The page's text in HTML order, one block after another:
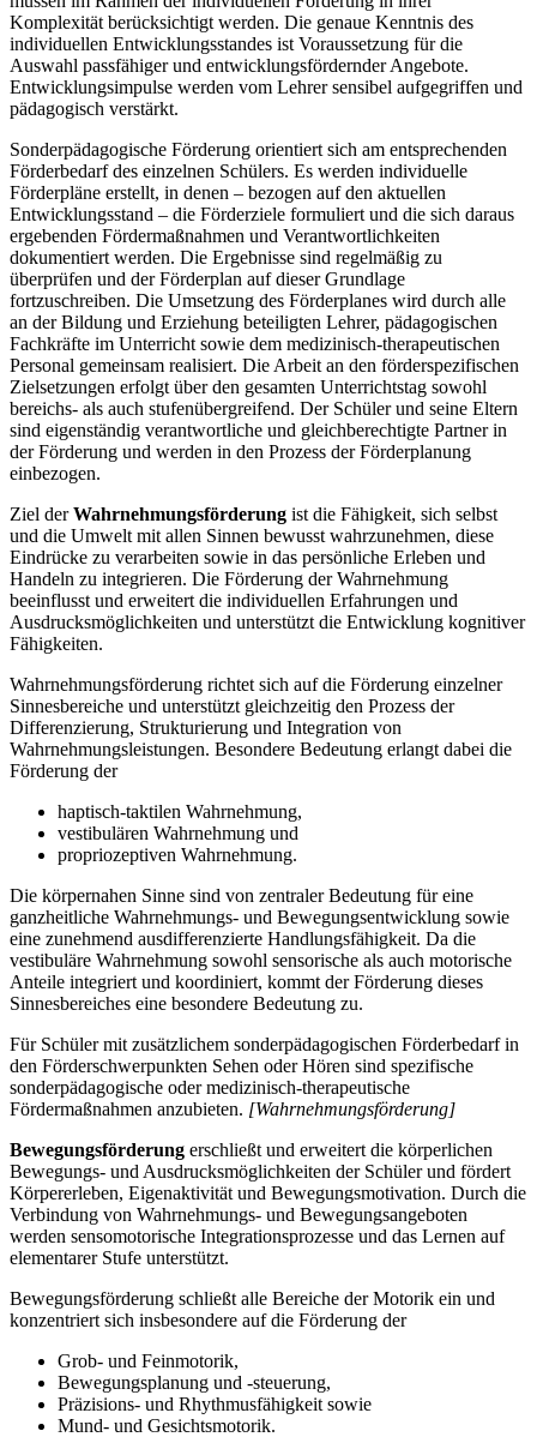
Komplexität berücksichtigt werden. Die genaue Kenntnis des
individuellen Entwicklungsstandes ist Voraussetzung für die
Auswahl passfähiger und entwicklungsfördernder Angebote.
Entwicklungsimpulse werden vom Lehrer sensibel aufgegriffen und
pädagogisch verstärkt.
Sonderpädagogische Förderung orientiert sich am entsprechenden
Förderbedarf des einzelnen Schülers. Es werden individuelle
Förderpläne erstellt, in denen – bezogen auf den aktuellen
Entwicklungsstand – die Förderziele formuliert und die sich daraus
ergebenden Fördermaßnahmen und Verantwortlichkeiten
dokumentiert werden. Die Ergebnisse sind regelmäßig zu
überprüfen und der Förderplan auf dieser Grundlage
fortzuschreiben. Die Umsetzung des Förderplanes wird durch alle
an der Bildung und Erziehung beteiligten Lehrer, pädagogischen
Fachkräfte im Unterricht sowie dem medizinisch-therapeutischen
Personal gemeinsam realisiert. Die Arbeit an den förderspezifischen
Zielsetzungen erfolgt über den gesamten Unterrichtstag sowohl
bereichs- als auch stufenübergreifend. Der Schüler und seine Eltern
sind eigenständig verantwortliche und gleichberechtigte Partner in
der Förderung und werden in den Prozess der Förderplanung
einbezogen.
Ziel derWahrnehmungsförderung ist die Fähigkeit, sich selbst
und die Umwelt mit allen Sinnen bewusst wahrzunehmen, diese
Eindrücke zu verarbeiten sowie in das persönliche Erleben und
Handeln zu integrieren. Die Förderung der Wahrnehmung
beeinflusst und erweitert die individuellen Erfahrungen und
Ausdrucksmöglichkeiten und unterstützt die Entwicklung kognitiver
Fähigkeiten.
Wahrnehmungsförderung richtet sich auf die Förderung einzelner
Sinnesbereiche und unterstützt gleichzeitig den Prozess der
Differenzierung, Strukturierung und Integration von
Wahrnehmungsleistungen. Besondere Bedeutung erlangt dabei die
Förderung der
haptisch-taktilen Wahrnehmung,
vestibulären Wahrnehmung und
propriozeptiven Wahrnehmung.
Die körpernahen Sinne sind von zentraler Bedeutung für eine
ganzheitliche Wahrnehmungs- und Bewegungsentwicklung sowie
eine zunehmend ausdifferenzierte Handlungsfähigkeit. Da die
vestibuläre Wahrnehmung sowohl sensorische als auch motorische
Anteile integriert und koordiniert, kommt der Förderung dieses
Sinnesbereiches eine besondere Bedeutung zu.
Für Schüler mit zusätzlichem sonderpädagogischen Förderbedarf in
den Förderschwerpunkten Sehen oder Hören sind spezifische
sonderpädagogische oder medizinisch-therapeutische
Fördermaßnahmen anzubieten. [Wahrnehmungsförderung]
Bewegungsförderung erschließt und erweitert die körperlichen
Bewegungs- und Ausdrucksmöglichkeiten der Schüler und fördert
Körpererleben, Eigenaktivität und Bewegungsmotivation. Durch die
Verbindung von Wahrnehmungs- und Bewegungsangeboten
werden sensomotorische Integrationsprozesse und das Lernen auf
elementarer Stufe unterstützt.
Bewegungsförderung schließt alle Bereiche der Motorik ein und
konzentriert sich insbesondere auf die Förderung der
Grob- und Feinmotorik,
Bewegungsplanung und -steuerung,
Präzisions- und Rhythmusfähigkeit sowie
Mund- und Gesichtsmotorik.